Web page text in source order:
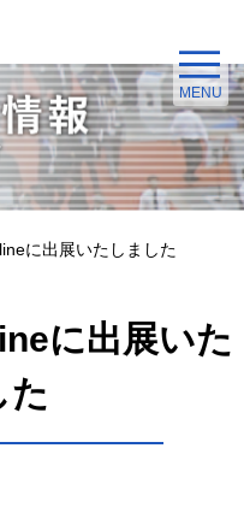
MENU
に出展いたしました
に出展いた
た